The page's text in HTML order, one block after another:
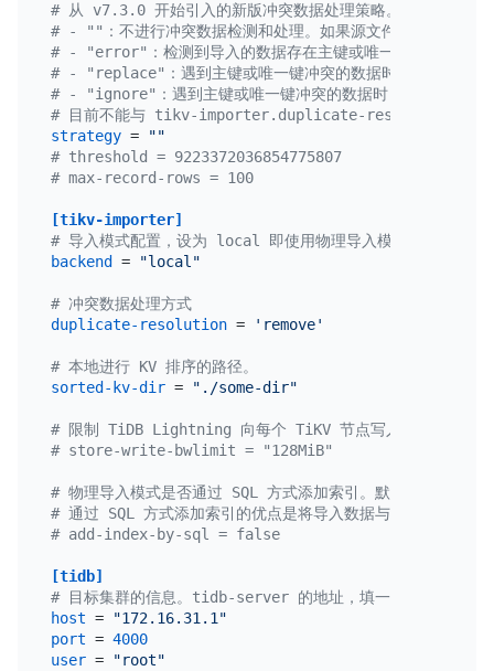
# 从 v7.3.0 开始引入的新版冲突数据处理策略。默认值为 ""
# - ""：不进行冲突数据检测和处理。如果源文件存在主键或唯
# - "error"：检测到导入的数据存在主键或唯一键冲突的数据
# - "replace"：遇到主键或唯一键冲突的数据时，保留新的数
# - "ignore"：遇到主键或唯一键冲突的数据时，保留旧的数
# 目前不能与 tikv-importer.duplicate-resolution（旧版
strategy =
""
# threshold = 9223372036854775807
# max-record-rows = 100
[tikv-importer]
# 导入模式配置，设为 local 即使用物理导入模式
backend = "local"
# 冲突数据处理方式
duplicate-resolution = 'remove'
# 本地进行 KV 排序的路径。
sorted-kv-dir = "./some-dir"
# 限制 TiDB Lightning 向每个 TiKV 节点写入的带宽大小，
# store-write-bwlimit = "128MiB"
# 物理导入模式是否通过 SQL 方式添加索引。默认为
# 通过 SQL 方式添加索引的优点是将导入数据与导入索引分开
# add-index-by-sql = false
[tidb]
# 目标集群的信息。tidb-server 的地址，填一个即可。
host =
"172.16.31.1"
port = 4000
user =
"root"